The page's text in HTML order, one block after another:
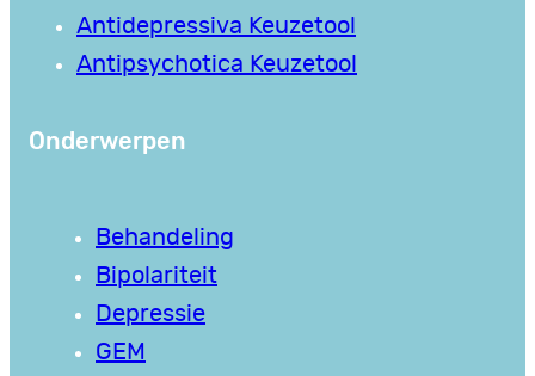
Antidepressiva Keuzetool
Antipsychotica Keuzetool
Onderwerpen
Behandeling
Bipolariteit
Depressie
GEM